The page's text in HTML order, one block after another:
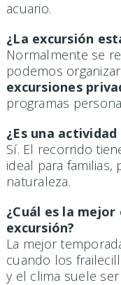
acuario.
¿La excursión
Normalmente se
podemos organizar
excursiones
programas
¿Es una
Sí. El recorrido
ideal para familias,
naturaleza.
¿Cuál es la
excursión?
La mejor
cuando los
y el clima suele